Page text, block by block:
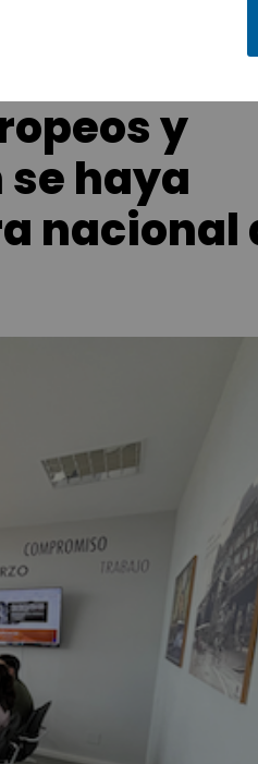
y
haya
nacional